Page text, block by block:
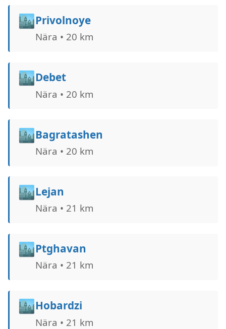
🏙️Privolnoye
Nära • 20 km
🏙️Debet
Nära • 20 km
🏙️Bagratashen
Nära • 20 km
🏙️Lejan
Nära • 21 km
🏙️Ptghavan
Nära • 21 km
🏙️Hobardzi
Nära • 21 km